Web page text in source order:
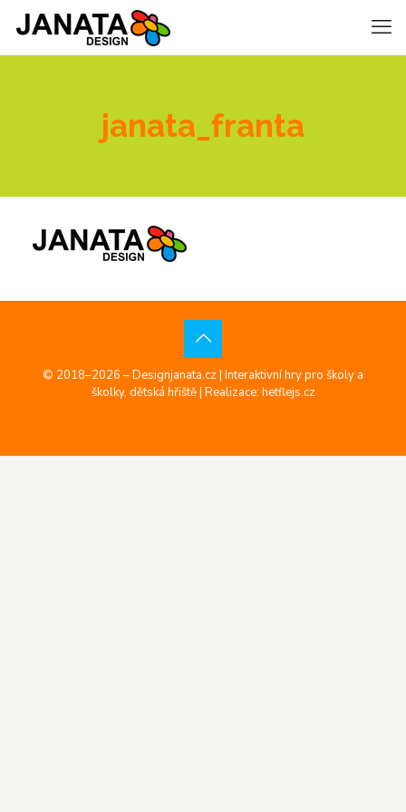
janata_franta
© 2018–2026 – Designjanata.cz | Interaktivní hry pro školy a
školky, dětská hřiště | Realizace: hetflejs.cz